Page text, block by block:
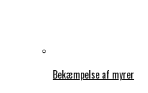
Bekæmpelse af myrer